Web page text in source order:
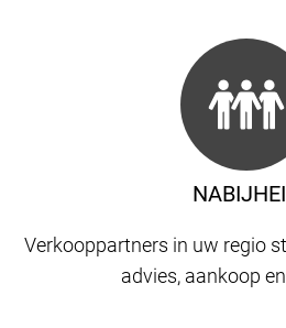
Verkooppartners in uw regio
advies, aankoop